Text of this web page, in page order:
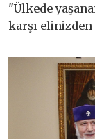
"Ülkede
karşı